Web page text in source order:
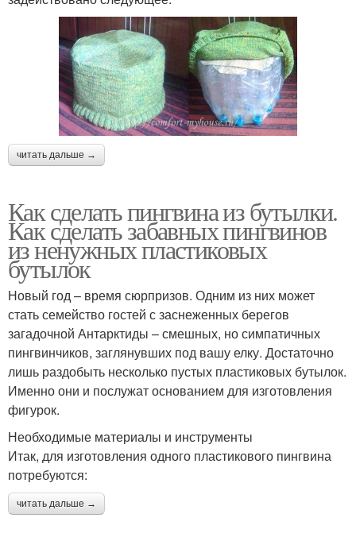
читать дальше →
Как сделать пингвина из бутылки.
Как сделать забавных пингвинов
из ненужных пластиковых
бутылок
Новый год – время сюрпризов. Одним из них может
стать семейство гостей с заснеженных берегов
загадочной Антарктиды – смешных, но симпатичных
пингвинчиков, заглянувших под вашу елку. Достаточно
лишь раздобыть несколько пустых пластиковых бутылок.
Именно они и послужат основанием для изготовления
фигурок.
Необходимые материалы и инструменты
Итак, для изготовления одного пластикового пингвина
потребуются:
читать дальше →